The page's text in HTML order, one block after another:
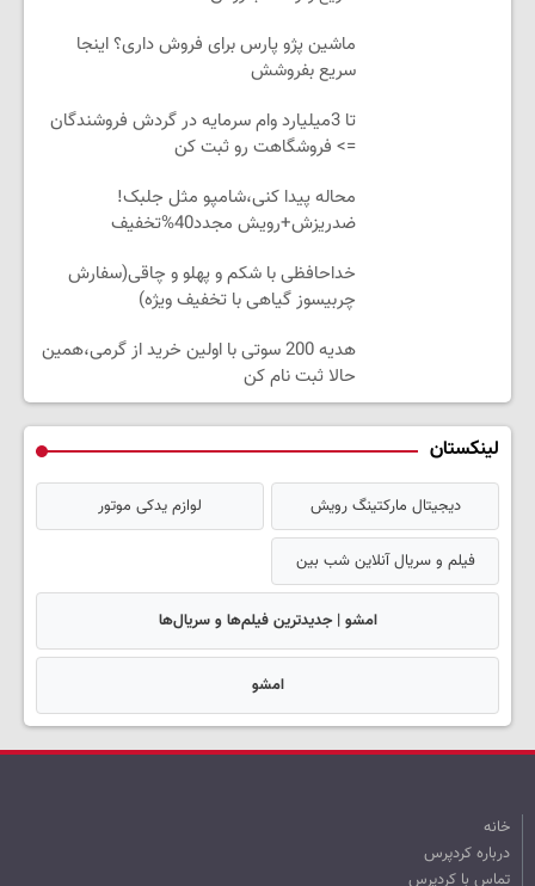
ماشین پژو پارس برای فروش داری؟ اینجا
سریع بفروشش
تا 3میلیارد وام سرمایه در گردش فروشندگان
=> فروشگاهت رو ثبت کن
محاله پیدا کنی،شامپو مثل جلبک!
ضدریزش+رویش مجدد40%تخفیف
خداحافظی با شکم و پهلو و چاقی(سفارش
چربیسوز گیاهی با تخفیف ویژه)
هدیه 200 سوتی با اولین خرید از گرمی،همین
حالا ثبت نام کن
لینکستان
دیجیتال مارکتینگ رویش لوازم یدکی موتور
فیلم و سریال آنلاین شب بین
امشو | جدیدترین فیلم‌ها و سریال‌ها
امشو
خانه
درباره کردپرس
تماس با کردپرس